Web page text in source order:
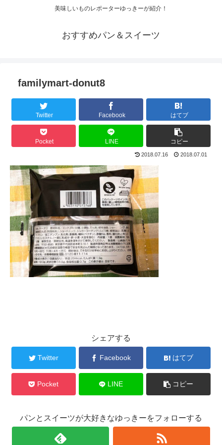
美味しいものレポーターゆっきーが紹介！
おすすめパン＆スイーツ
familymart-donut8
Twitter Facebook はてブ
Pocket LINE コピー
2018.07.16 2018.07.01
シェアする
Twitter Facebook はてブ
Pocket LINE コピー
パンとスイーツが大好きなゆっきーをフォローする